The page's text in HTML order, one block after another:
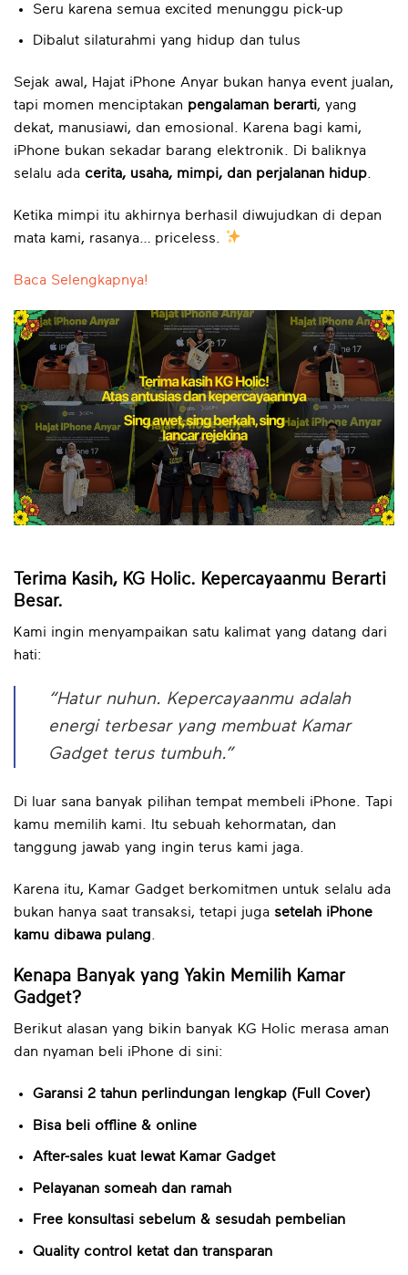
Seru karena semua excited menunggu pick-up
Dibalut silaturahmi yang hidup dan tulus
Sejak awal, Hajat iPhone Anyar bukan hanya event jualan,
tapi momen menciptakan pengalaman berarti, yang
dekat, manusiawi, dan emosional. Karena bagi kami,
iPhone bukan sekadar barang elektronik. Di baliknya
selalu ada cerita, usaha, mimpi, dan perjalanan hidup
Ketika mimpi itu akhirnya berhasil diwujudkan di depan
mata kami, rasanya… priceless.
Baca Selengkapnya!
Terima Kasih, KG Holic. Kepercayaanmu Berarti
Besar.
Kami ingin menyampaikan satu kalimat yang datang dari
hati:
“Hatur nuhun. Kepercayaanmu adalah
energi terbesar yang membuat Kamar
Gadget terus tumbuh.”
Di luar sana banyak pilihan tempat membeli iPhone. Tapi
kamu memilih kami. Itu sebuah kehormatan, dan
tanggung jawab yang ingin terus kami jaga.
Karena itu, Kamar Gadget berkomitmen untuk selalu ada
bukan hanya saat transaksi, tetapi juga setelah iPhone
kamu dibawa pulang
Kenapa Banyak yang Yakin Memilih Kamar
Gadget?
Berikut alasan yang bikin banyak KG Holic merasa aman
dan nyaman beli iPhone di sini:
Garansi 2 tahun perlindungan lengkap (Full Cover)
Bisa beli offline & online
After-sales kuat lewat Kamar Gadget
Pelayanan someah dan ramah
Free konsultasi sebelum & sesudah pembelian
Quality control ketat dan transparan